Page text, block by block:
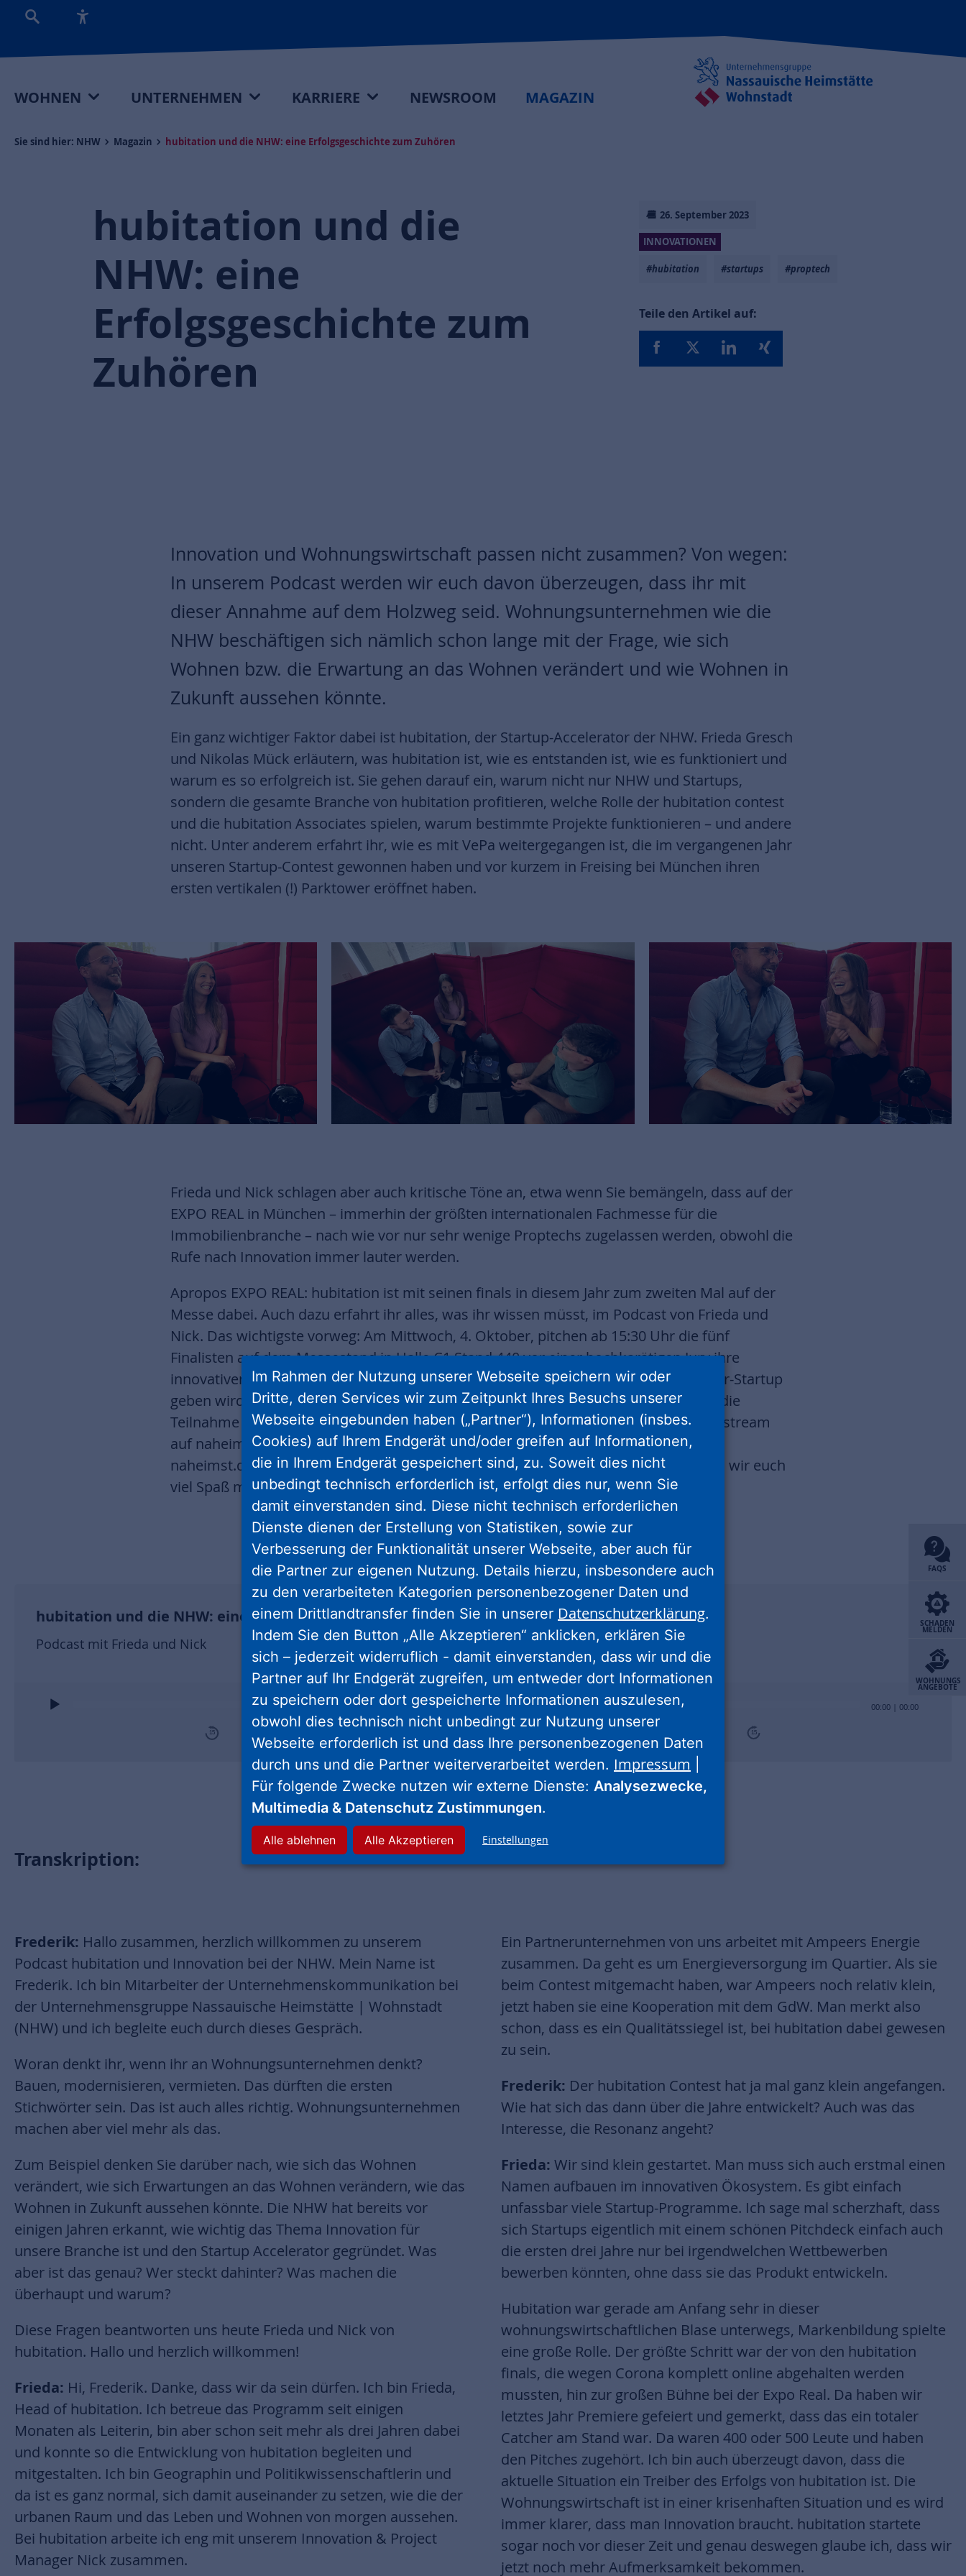
WOHNEN UNTERNEHMEN KARRIERE NEWSROOM MAGAZIN
FAQS
SCHADEN
MELDEN
WOHNUNGS
ANGEBOTE
Sie sind hier: NHW Magazin hubitation und die NHW: eine Erfolgsgeschichte zum Zuhören
26. September 2023
INNOVATIONEN
#hubitation #startups #proptech
Teile den Artikel auf:
hubitation und die
NHW: eine
Erfolgsgeschichte zum
Zuhören
Innovation und Wohnungswirtschaft passen nicht zusammen? Von wegen:
In unserem Podcast werden wir euch davon überzeugen, dass ihr mit
dieser Annahme auf dem Holzweg seid. Wohnungsunternehmen wie die
NHW beschäftigen sich nämlich schon lange mit der Frage, wie sich
Wohnen bzw. die Erwartung an das Wohnen verändert und wie Wohnen in
Zukunft aussehen könnte.
Ein ganz wichtiger Faktor dabei ist hubitation, der Startup-Accelerator der NHW. Frieda Gresch
und Nikolas Mück erläutern, was hubitation ist, wie es entstanden ist, wie es funktioniert und
warum es so erfolgreich ist. Sie gehen darauf ein, warum nicht nur NHW und Startups,
sondern die gesamte Branche von hubitation profitieren, welche Rolle der hubitation contest
und die hubitation Associates spielen, warum bestimmte Projekte funktionieren – und andere
nicht. Unter anderem erfahrt ihr, wie es mit VePa weitergegangen ist, die im vergangenen Jahr
unseren Startup-Contest gewonnen haben und vor kurzem in Freising bei München ihren
ersten vertikalen (!) Parktower eröffnet haben.
Frieda und Nick schlagen aber auch kritische Töne an, etwa wenn Sie bemängeln, dass auf der
EXPO REAL in München – immerhin der größten internationalen Fachmesse für die
Immobilienbranche – nach wie vor nur sehr wenige Proptechs zugelassen werden, obwohl die
Rufe nach Innovation immer lauter werden.
Apropos EXPO REAL: hubitation ist mit seinen finals in diesem Jahr zum zweiten Mal auf der
Messe dabei. Auch dazu erfahrt ihr alles, was ihr wissen müsst, im Podcast von Frieda und
Nick. Das wichtigste vorweg: Am Mittwoch, 4. Oktober, pitchen ab 15:30 Uhr die fünf
Finalisten auf dem Messestand in Halle C1 Stand 440 vor einer hochkarätigen Jury ihre
innovativen Lösungen für die Wohnungswirtschaft. Und auch wenn es nur ein Sieger-Startup
geben wird, dürfen sich alle Finalisten bereits jetzt schon Gewinner nennen – allein die
Teilnahme an den Finals ist ein Riesen-Erfolg. Wir übertragen die Finals auch im Livestream
auf naheimst.de/live. Weitere Infos findet ihr auch hier auf der Seite und auf
naheimst.de/exporeal. Wir freuen uns über alle, die dabei sind – und jetzt wünschen wir euch
viel Spaß mit unserem Podcast.
hubitation und die NHW: eine Erfolgsgeschichte zum Zuhören
Podcast mit Frieda und Nick
Audio
00:00 00:00
15 15
Transkription:
Frederik: Hallo zusammen, herzlich willkommen zu unserem
Podcast hubitation und Innovation bei der NHW. Mein Name ist
Frederik. Ich bin Mitarbeiter der Unternehmenskommunikation bei
der Unternehmensgruppe Nassauische Heimstätte | Wohnstadt
(NHW) und ich begleite euch durch dieses Gespräch.
Woran denkt ihr, wenn ihr an Wohnungsunternehmen denkt?
Bauen, modernisieren, vermieten. Das dürften die ersten
Stichwörter sein. Das ist auch alles richtig. Wohnungsunternehmen
machen aber viel mehr als das.
Zum Beispiel denken Sie darüber nach, wie sich das Wohnen
verändert, wie sich Erwartungen an das Wohnen verändern, wie das
Wohnen in Zukunft aussehen könnte. Die NHW hat bereits vor
einigen Jahren erkannt, wie wichtig das Thema Innovation für
unsere Branche ist und den Startup Accelerator gegründet. Was
aber ist das genau? Wer steckt dahinter? Was machen die
überhaupt und warum?
Diese Fragen beantworten uns heute Frieda und Nick von
hubitation. Hallo und herzlich willkommen!
Frieda: Hi, Frederik. Danke, dass wir da sein dürfen. Ich bin Frieda,
Head of hubitation. Ich betreue das Programm seit einigen
Monaten als Leiterin, bin aber schon seit mehr als drei Jahren dabei
und konnte so die Entwicklung von hubitation begleiten und
mitgestalten. Ich bin Geographin und Politikwissenschaftlerin und
da ist es ganz normal, sich damit auseinander zu setzen, wie die der
urbanen Raum und das Leben und Wohnen von morgen aussehen.
Bei hubitation arbeite ich eng mit unserem Innovation & Project
Manager Nick zusammen.
Ein Partnerunternehmen von uns arbeitet mit Ampeers Energie
zusammen. Da geht es um Energieversorgung im Quartier. Als sie
beim Contest mitgemacht haben, war Ampeers noch relativ klein,
jetzt haben sie eine Kooperation mit dem GdW. Man merkt also
schon, dass es ein Qualitätssiegel ist, bei hubitation dabei gewesen
zu sein.
Frederik: Der hubitation Contest hat ja mal ganz klein angefangen.
Wie hat sich das dann über die Jahre entwickelt? Auch was das
Interesse, die Resonanz angeht?
Frieda: Wir sind klein gestartet. Man muss sich auch erstmal einen
Namen aufbauen im innovativen Ökosystem. Es gibt einfach
unfassbar viele Startup-Programme. Ich sage mal scherzhaft, dass
sich Startups eigentlich mit einem schönen Pitchdeck einfach auch
die ersten drei Jahre nur bei irgendwelchen Wettbewerben
bewerben könnten, ohne dass sie das Produkt entwickeln.
Hubitation war gerade am Anfang sehr in dieser
wohnungswirtschaftlichen Blase unterwegs, Markenbildung spielte
eine große Rolle. Der größte Schritt war der von den hubitation
finals, die wegen Corona komplett online abgehalten werden
mussten, hin zur großen Bühne bei der Expo Real. Da haben wir
letztes Jahr Premiere gefeiert und gemerkt, dass das ein totaler
Catcher am Stand war. Da waren 400 oder 500 Leute und haben
den Pitches zugehört. Ich bin auch überzeugt davon, dass die
aktuelle Situation ein Treiber des Erfolgs von hubitation ist. Die
Wohnungswirtschaft ist in einer krisenhaften Situation und es wird
immer klarer, dass man Innovation braucht. hubitation startete
sogar noch vor dieser Zeit und genau deswegen glaube ich, dass wir
jetzt noch mehr Aufmerksamkeit bekommen.
Im Rahmen der Nutzung unserer Webseite speichern wir oder
Dritte, deren Services wir zum Zeitpunkt Ihres Besuchs unserer
Webseite eingebunden haben („Partner“), Informationen (insbes.
Cookies) auf Ihrem Endgerät und/oder greifen auf Informationen,
die in Ihrem Endgerät gespeichert sind, zu. Soweit dies nicht
unbedingt technisch erforderlich ist, erfolgt dies nur, wenn Sie
damit einverstanden sind. Diese nicht technisch erforderlichen
Dienste dienen der Erstellung von Statistiken, sowie zur
Verbesserung der Funktionalität unserer Webseite, aber auch für
die Partner zur eigenen Nutzung. Details hierzu, insbesondere auch
zu den verarbeiteten Kategorien personenbezogener Daten und
einem Drittlandtransfer finden Sie in unserer Datenschutzerklärung.
Indem Sie den Button „Alle Akzeptieren“ anklicken, erklären Sie
sich – jederzeit widerruflich - damit einverstanden, dass wir und die
Partner auf Ihr Endgerät zugreifen, um entweder dort Informationen
zu speichern oder dort gespeicherte Informationen auszulesen,
obwohl dies technisch nicht unbedingt zur Nutzung unserer
Webseite erforderlich ist und dass Ihre personenbezogenen Daten
durch uns und die Partner weiterverarbeitet werden. Impressum
Für folgende Zwecke nutzen wir externe Dienste: Analysezwecke,
Multimedia & Datenschutz Zustimmungen.
Einstellungen
Alle ablehnen Alle Akzeptieren